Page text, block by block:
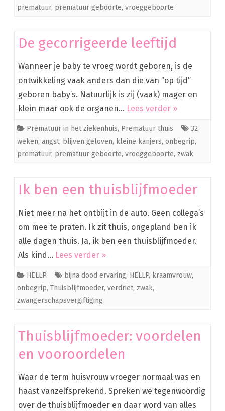
prematuur, prematuur geboorte, vroeggeboorte
De gecorrigeerde leeftijd
Wanneer je baby te vroeg wordt geboren, is de
ontwikkeling vaak anders dan die van ”op tijd”
geboren baby’s. Natuurlijk is zij (vaak) mager en
klein maar ook de organen… Lees verder »
Prematuur in het ziekenhuis, Prematuur thuis
32
weken, angst, blijven geloven, kleine kanjers, onbegrip,
prematuur, prematuur geboorte, vroeggeboorte, zwak
Ik ben een thuisblijfmoeder
Niet meer na het ontbijt in de auto. Geen collega’s
om mee te praten. Ik zit thuis, ongepland ben ik
alle dagen thuis. Ja, ik ben een thuisblijfmoeder.
Als kind… Lees verder »
HELLP bijna dood ervaring, HELLP, kraamvrouw,
onbegrip, Thuisblijfmoeder, verdriet, zwak,
zwangerschapsvergiftiging
Thuisblijfmoeder: voordelen
en vooroordelen
Waar de term huisvrouw vroeger normaal was en
haast vanzelfsprekend. Spreken we tegenwoordig
over de thuisblijfmoeder en daar word van alles